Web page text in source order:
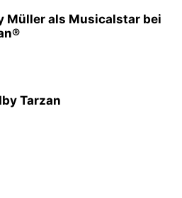
Müller als Musicalstar bei
Tarzan